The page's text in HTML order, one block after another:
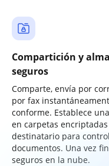
Compartición y
seguros
Comparte, envía por
por fax
conforme. Establece
en carpetas
destinatario para
documentos. Una vez
seguros en la nube.